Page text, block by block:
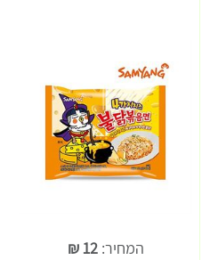
המחיר:12
₪